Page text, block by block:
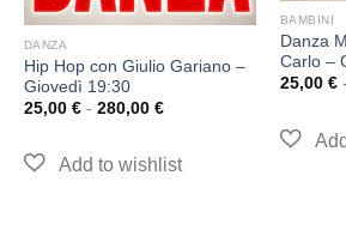
DANZA
Hip Hop con Giulio Gariano –
Giovedì 19:30
25,00 € - 280,00 €
BAMBINI
Danza
Carlo –
25,00 € -